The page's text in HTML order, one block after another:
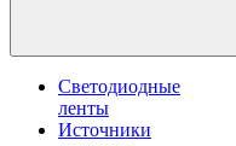
Светодиодные
ленты
Источники